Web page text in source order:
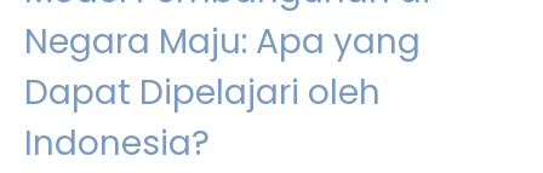
Negara Maju: Apa yang
Dapat Dipelajari oleh
Indonesia?